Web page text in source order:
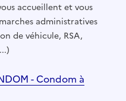
accueillent et vous
administratives
de véhicule, RSA,
- Condom à